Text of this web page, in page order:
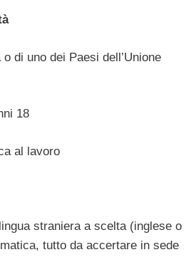
di uno dei Paesi dell’Unione
18
al lavoro
straniera a scelta (inglese o
tutto da accertare in sede